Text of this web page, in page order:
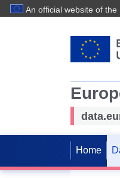
An official website of the
Home